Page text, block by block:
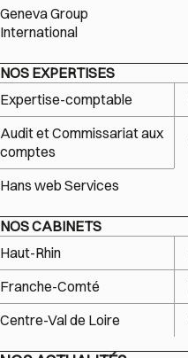
Geneva Group
International
NOS EXPERTISES
Expertise-comptable
Audit et Commissariat aux
comptes
Hans web Services
NOS CABINETS
Haut-Rhin
Franche-Comté
Centre-Val de Loire